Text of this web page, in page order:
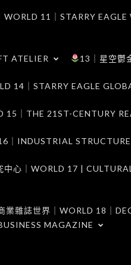
11｜STARRY
ATELIER 13｜星空鬱
14｜STARRY EAGLE
15｜THE 21ST-CENTURY
｜INDUSTRIAL
心｜WORLD 17 |
業雜誌世界｜WORLD 18｜
MAGAZINE